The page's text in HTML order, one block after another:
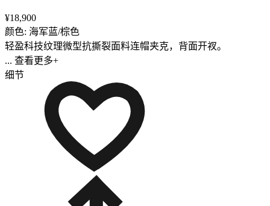
¥18,900
颜色: 海军蓝/棕色
轻盈科技纹理微型抗撕裂面料连帽夹克，背面开衩。
... 查看更多+
细节